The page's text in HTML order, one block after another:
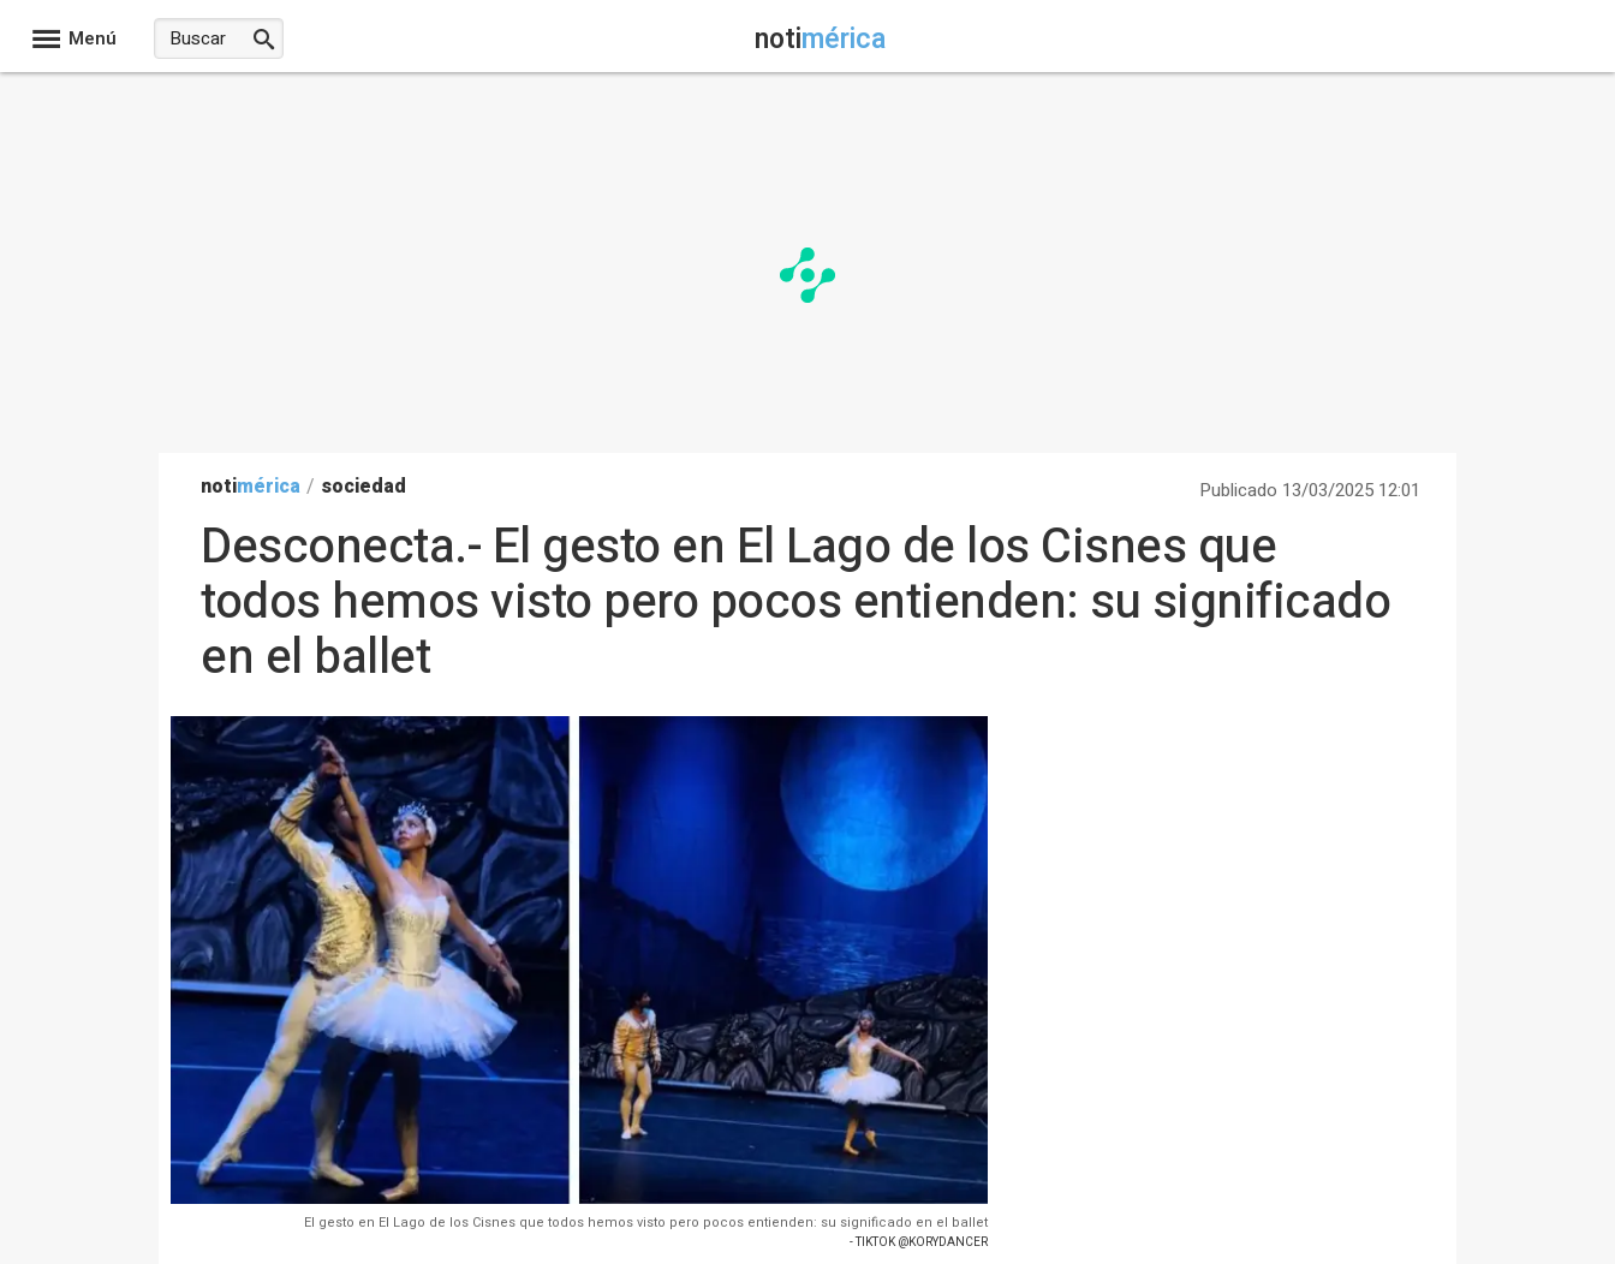
Menú notimérica
notimérica / sociedad Publicado 13/03/2025 12:01
Desconecta.- El gesto en El Lago de los Cisnes que
todos hemos visto pero pocos entienden: su significado
en el ballet
El gesto en El Lago de los Cisnes que todos hemos visto pero pocos entienden: su significado en el ballet
- TIKTOK @KORYDANCER